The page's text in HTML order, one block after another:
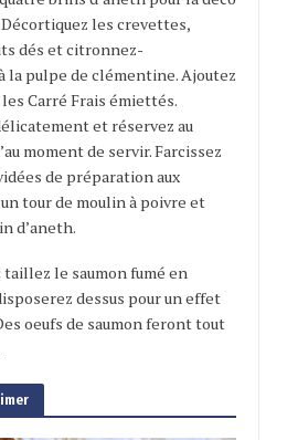
les crevettes,
dés et citronnez-
la pulpe de clémentine. Ajoutez
Carré Frais émiettés.
et réservez au
moment de servir. Farcissez
de préparation aux
tour de moulin à poivre et
d’aneth.
taillez le saumon fumé en
dessus pour un effet
oeufs de saumon feront tout